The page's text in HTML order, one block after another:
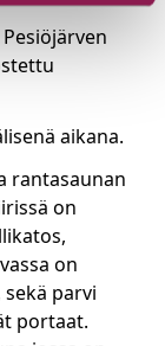
aikana.
rantasaunan
on
on
parvi
portaat.